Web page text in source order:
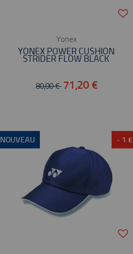
Yonex
YONEX POWER CUSHION
STRIDER FLOW BLACK
80,00 €71,20 €
NOUVEAU - 1 €